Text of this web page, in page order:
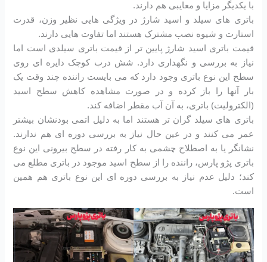
با یکدیگر مزایا و معایبی هم دارند.
باتری های سیلد و اسید شارژ در ویژگی هایی نظیر وزن، قدرت
استارت و شیوه نصب مشترک هستند اما تفاوت هایی دارند.
قیمت باتری اسید شارژ پایین تر از قیمت باتری سیلدی است اما
نیاز به بررسی و نگهداری دارد. شش درب کوچک دایره ای روی
سطح این نوع باتری وجود دارد که می بایست راننده چند وقت یک
بار آنها را باز کرده و در صورت مشاهده کاهش سطح اسید
(الکترولیت) باتری، به آن آب مقطر اضافه کند.
باتری های سیلد گران تر هستند اما به دلیل اتمی بودنشان بیشتر
عمر می کنند و در عین حال نیاز به بررسی دوره ای هم ندارند.
نشانگر یا به اصطلاح چشمی به کار رفته در سطح بیرونی این نوع
باتری پژو پارس، راننده را از سطح اسید موجود در باتری مطلع می
کند؛ دلیل عدم نیاز به بررسی دوره ای این نوع باتری هم همین
است.